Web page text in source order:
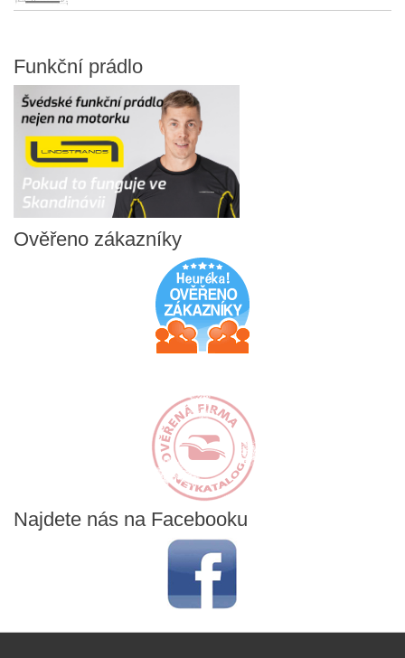
Funkční prádlo
Ověřeno zákazníky
Najdete nás na Facebooku